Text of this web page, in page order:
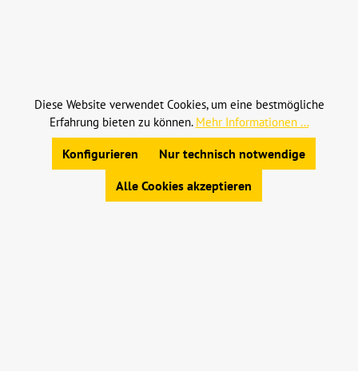
© 2023 Leinweber Landtechnik GmbH & Co. KG
Allgemeine Geschäftsbedingungen|
Widerrufsbelehrung
Impressum
Diese Website verwendet Cookies, um eine bestmögliche
Erfahrung bieten zu können. Mehr Informationen ...
Nur technisch notwendige
Konfigurieren
Alle Cookies akzeptieren